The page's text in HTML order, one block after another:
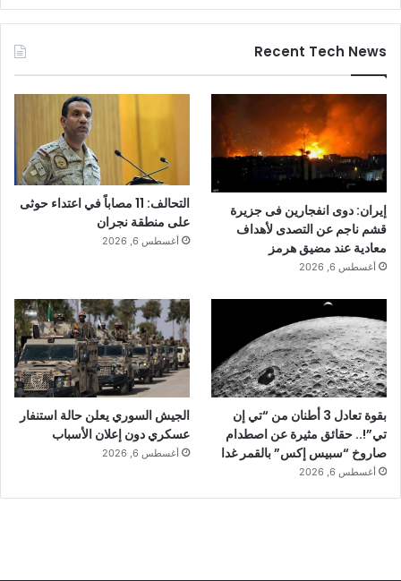
Recent Tech News
إيران: دوى انفجارين فى جزيرة
قشم ناجم عن التصدى لأهداف
معادية عند مضيق هرمز
أغسطس 6, 2026
التحالف: 11 مصاباً في اعتداء حوثى
على منطقة نجران
أغسطس 6, 2026
بقوة تعادل 3 أطنان من “تي إن
تي”!.. حقائق مثيرة عن اصطدام
صاروخ “سبيس إكس” بالقمر غدا
أغسطس 6, 2026
الجيش السوري يعلن حالة استنفار
عسكري دون إعلان الأسباب
أغسطس 6, 2026